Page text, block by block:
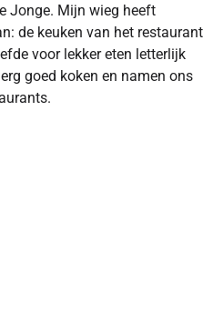
Jonge. Mijn wieg heeft
de keuken van het restaurant
voor lekker eten letterlijk
goed koken en namen ons